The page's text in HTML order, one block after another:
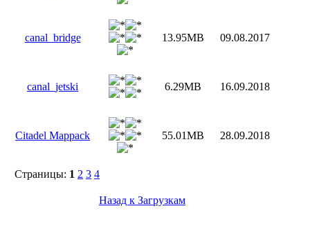
canal_bridge 13.95MB 09.08.2017
canal_jetski 6.29MB 16.09.2018
Citadel Mappack 55.01MB 28.09.2018
Страницы: 1 2 3 4
Назад к Загрузкам